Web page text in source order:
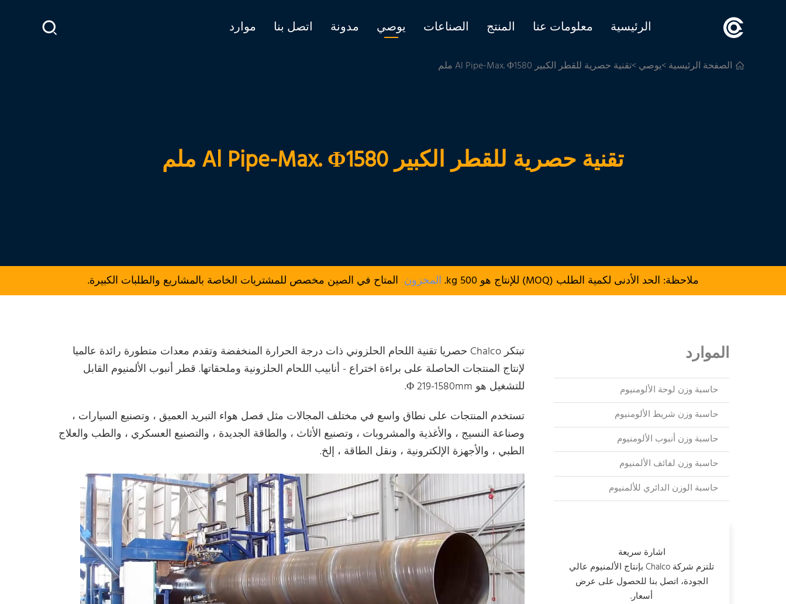
الرئيسية معلومات عنا المنتج الصناعات يوصي مدونة اتصل بنا موارد
الصفحة الرئيسية>يوصي>تقنية حصرية للقطر الكبير Al Pipe-Max. Φ1580 ملم
تقنية حصرية للقطر الكبير Al Pipe-Max. Φ1580 ملم
ملاحظة: الحد الأدنى لكمية الطلب (MOQ) للإنتاج هو 500 kg. المخزون المتاح في الصين مخصص للمشتريات الخاصة بالمشاريع والطلبات الكبيرة.
الموارد
حاسبة وزن لوحة الألومنيوم
حاسبة وزن شريط الألومنيوم
حاسبة وزن أنبوب الألومنيوم
حاسبة وزن لفائف الألمنيوم
حاسبة الوزن الدائري للألمنيوم
اشارة سريعة
تلتزم شركة Chalco بإنتاج الألمنيوم عالي
الجودة، اتصل بنا للحصول على عرض
أسعار.
تبتكر Chalco حصريا تقنية اللحام الحلزوني ذات درجة الحرارة المنخفضة وتقدم معدات متطورة رائدة عالميا
لإنتاج المنتجات الحاصلة على براءة اختراع - أنابيب اللحام الحلزونية وملحقاتها. قطر أنبوب الألمنيوم القابل
للتشغيل هو Φ 219-1580mm.
تستخدم المنتجات على نطاق واسع في مختلف المجالات مثل فصل هواء التبريد العميق ، وتصنيع السيارات ،
وصناعة النسيج ، والأغذية والمشروبات ، وتصنيع الأثاث ، والطاقة الجديدة ، والتصنيع العسكري ، والطب والعلاج
الطبي ، والأجهزة الإلكترونية ، ونقل الطاقة ، إلخ.